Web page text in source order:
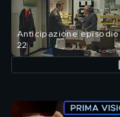
Anticipazione episodio
22